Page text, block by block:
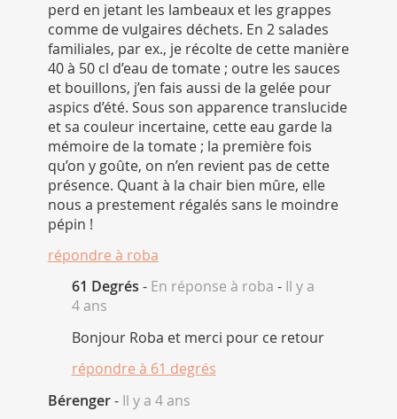
perd en jetant les lambeaux et les grappes
comme de vulgaires déchets. En 2 salades
familiales, par ex., je récolte de cette manière
40 à 50 cl d’eau de tomate ; outre les sauces
et bouillons, j’en fais aussi de la gelée pour
aspics d’été. Sous son apparence translucide
et sa couleur incertaine, cette eau garde la
mémoire de la tomate ; la première fois
qu’on y goûte, on n’en revient pas de cette
présence. Quant à la chair bien mûre, elle
nous a prestement régalés sans le moindre
pépin !
répondre à roba
61 Degrés - En réponse à roba - Il y a
4 ans
Bonjour Roba et merci pour ce retour
répondre à 61 degrés
Bérenger- Il y a 4 ans